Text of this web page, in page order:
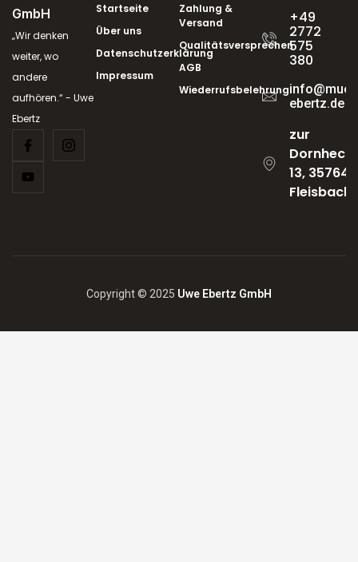
GmbH
„Wir denken
weiter, wo
andere
aufhören.“ - Uwe
Ebertz
Startseite
Über uns
Datenschutzerklärung
Impressum
Zahlung &
Versand
Qualitätsversprechen
AGB
Wiederrufsbelehrung
+49
2772
575
380
info@mue-
ebertz.de
zur
Dornheck
13, 35764
Fleisbach
Copyright © 2025 Uwe Ebertz GmbH